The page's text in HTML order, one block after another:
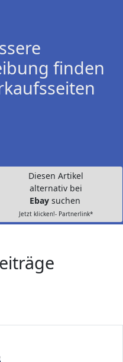
finden
Diesen Artikel
alternativ bei
Ebay suchen
Jetzt klicken!- Partnerlink*